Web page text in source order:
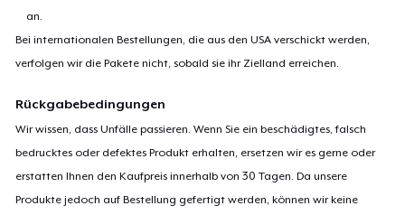
an.
Bei internationalen Bestellungen, die aus den USA verschickt werden,
verfolgen wir die Pakete nicht, sobald sie ihr Zielland erreichen.
Rückgabebedingungen
Wir wissen, dass Unfälle passieren. Wenn Sie ein beschädigtes, falsch
bedrucktes oder defektes Produkt erhalten, ersetzen wir es gerne oder
erstatten Ihnen den Kaufpreis innerhalb von 30 Tagen. Da unsere
Produkte jedoch auf Bestellung gefertigt werden, können wir keine